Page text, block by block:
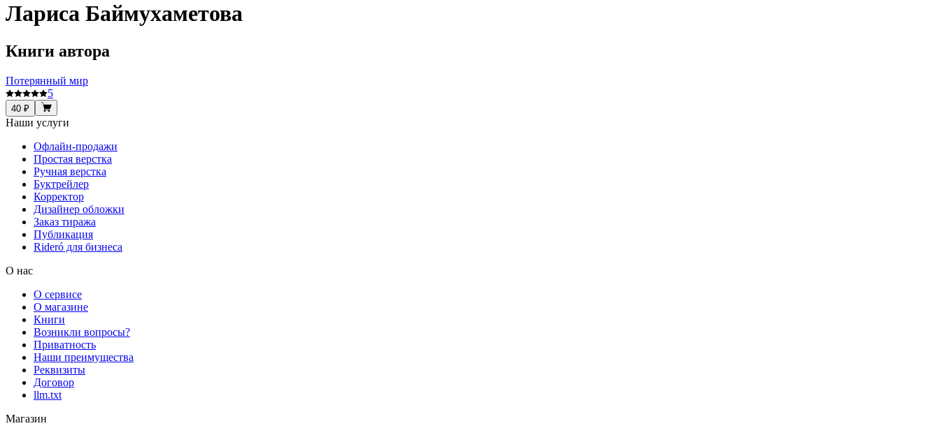
Лариса Баймухаметова
Книги автора
Потерянный мир
5
40 ₽
Наши услуги
Офлайн-продажи
Простая верстка
Ручная верстка
Буктрейлер
Корректор
Дизайнер обложки
Заказ тиража
Публикация
Rideró для бизнеса
О нас
О сервисе
О магазине
Книги
Возникли вопросы?
Приватность
Наши преимущества
Реквизиты
Договор
llm.txt
Магазин